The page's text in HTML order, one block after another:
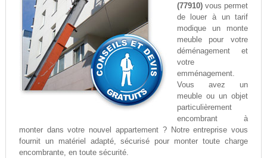
(77910)vous permet
de louer à un tarif
modique un monte
meuble pour votre
déménagement et
votre
emménagement.
Vous avez un
meuble ou un objet
particulièrement
encombrant à
monter dans votre nouvel appartement ? Notre entreprise vous
fournit un matériel adapté, sécurisé pour monter toute charge
encombrante, en toute sécurité.